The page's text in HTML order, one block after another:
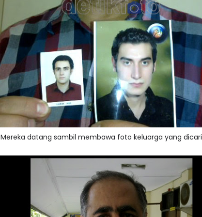
Mereka datang sambil membawa foto keluarga yang